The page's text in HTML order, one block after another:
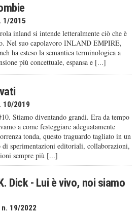
1/2015
inland si intende letteralmente ciò che è
Nel suo capolavoro INLAND EMPIRE,
ha esteso la semantica terminologica a
più concettuale, espansa e [...]
10/2019
Stiamo diventando grandi. Era da tempo
a come festeggiare adeguatamente
tonda, questo traguardo tagliato in un
di sperimentazioni editoriali, collaborazioni,
sempre più [...]
Dick - Lui è vivo, noi siamo
19/2022